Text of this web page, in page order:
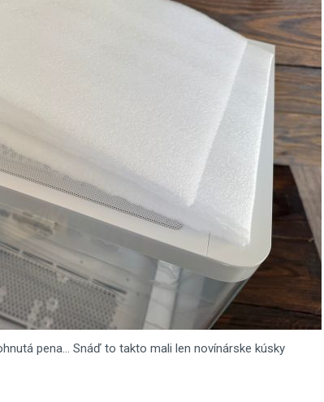
pena... Snáď to takto mali len novínárske kúsky